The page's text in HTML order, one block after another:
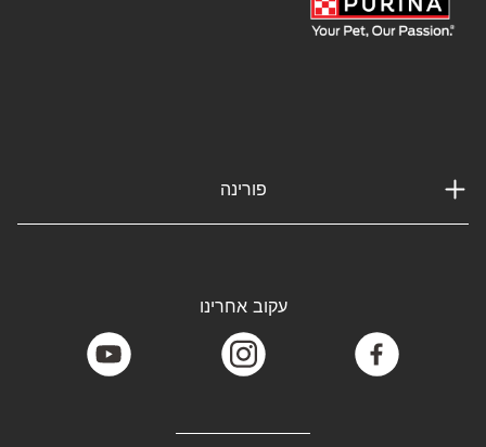
פורינה
עקוב אחרינו
facebook
instagram
youtube